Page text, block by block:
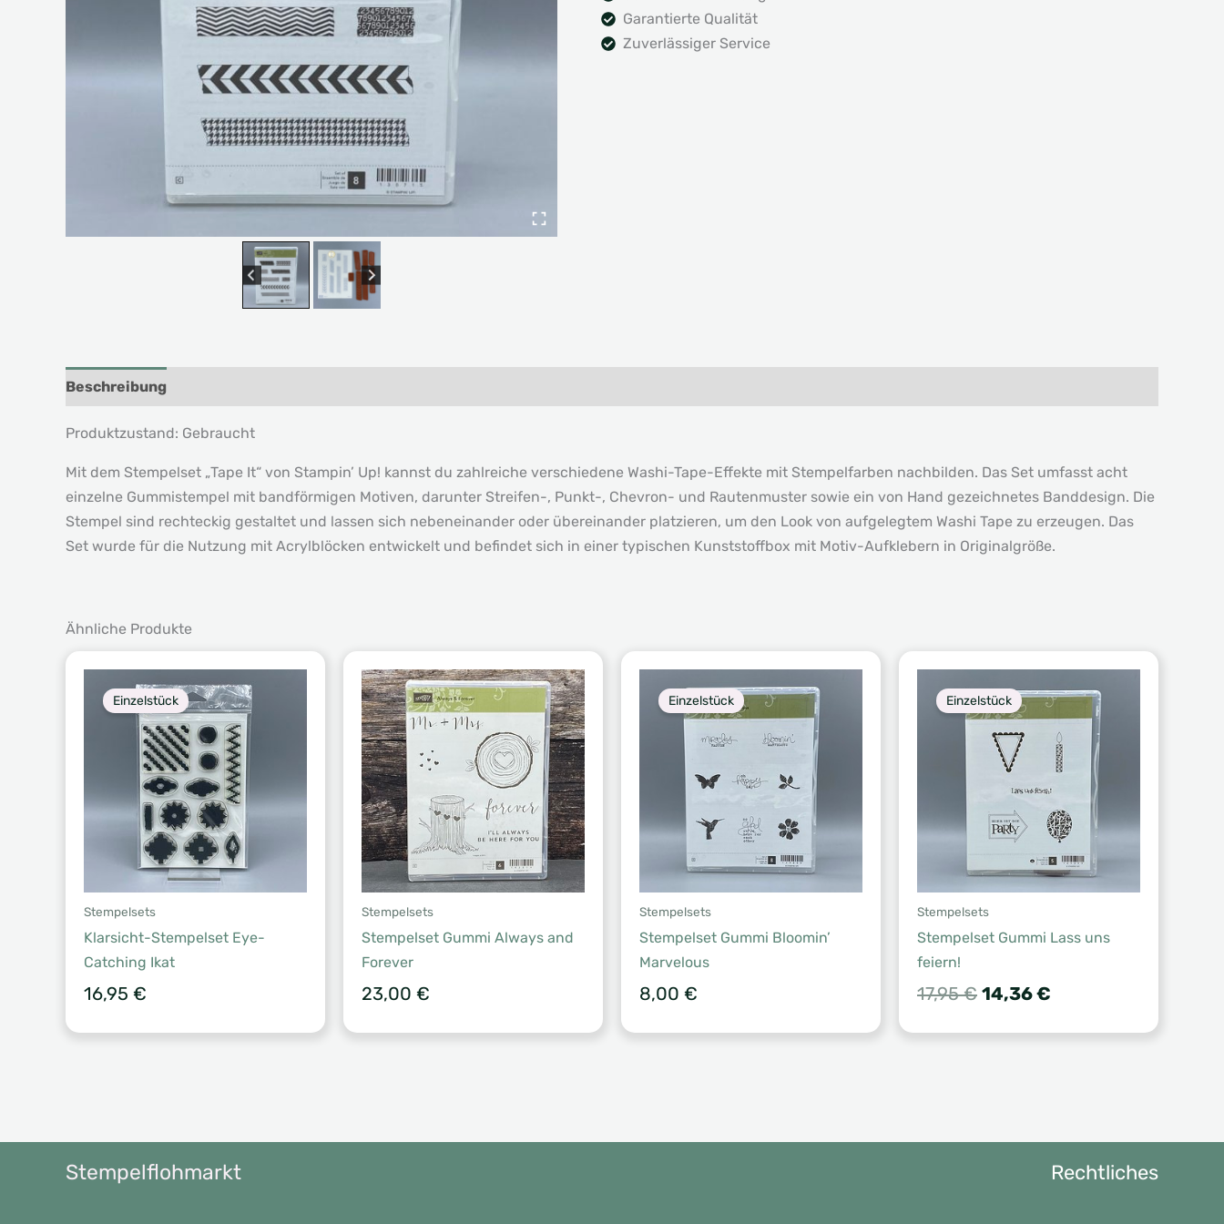
Garantierte Qualität
Zuverlässiger Service
Beschreibung
Produktzustand: Gebraucht
Mit dem Stempelset „Tape It“ von Stampin’ Up! kannst du zahlreiche verschiedene Washi-Tape-Effekte mit Stempelfarben nachbilden. Das Set umfasst acht
einzelne Gummistempel mit bandförmigen Motiven, darunter Streifen-, Punkt-, Chevron- und Rautenmuster sowie ein von Hand gezeichnetes Banddesign. Die
Stempel sind rechteckig gestaltet und lassen sich nebeneinander oder übereinander platzieren, um den Look von aufgelegtem Washi Tape zu erzeugen. Das
Set wurde für die Nutzung mit Acrylblöcken entwickelt und befindet sich in einer typischen Kunststoffbox mit Motiv-Aufklebern in Originalgröße.
Ähnliche Produkte
Einzelstück
Stempelsets
Klarsicht-Stempelset Eye-
Catching Ikat
16,95 €
Stempelsets
Stempelset Gummi Always and
Forever
23,00 €
Einzelstück
Stempelsets
Stempelset Gummi Bloomin’
Marvelous
8,00 €
Einzelstück
Stempelsets
Stempelset Gummi Lass uns
feiern!
17,95€ Ursprünglicher
war:
14,36€
ist:
Stempelflohmarkt Rechtliches